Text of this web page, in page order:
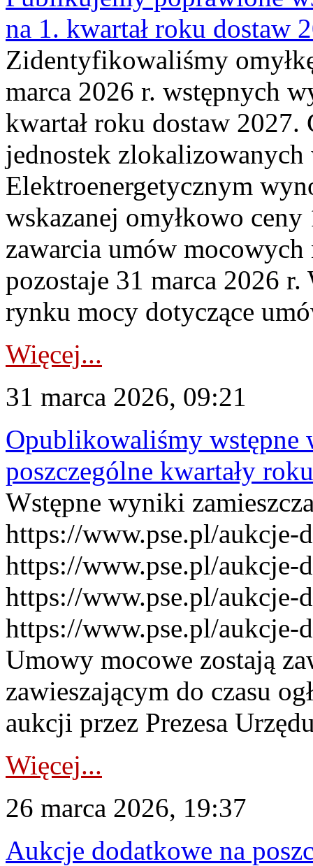
na 1. kwartał roku dostaw
Zidentyfikowaliśmy
marca 2026 r. wstępnych
kwartał roku dostaw
jednostek
Elektroenergetycznym
wskazanej omyłkowo
zawarcia umów
pozostaje 31 marca 2026
rynku mocy dotyczące
Więcej...
31 marca 2026, 09:21
Opublikowaliśmy
poszczególne kwartały
Wstępne wyniki
https://www.pse.pl/aukcje-
https://www.pse.pl/aukcje-
https://www.pse.pl/aukcje-
https://www.pse.pl/aukcje-
Umowy mocowe zostają
zawieszającym do czasu
aukcji przez Prezesa
Więcej...
26 marca 2026, 19:37
Aukcje dodatkowe na